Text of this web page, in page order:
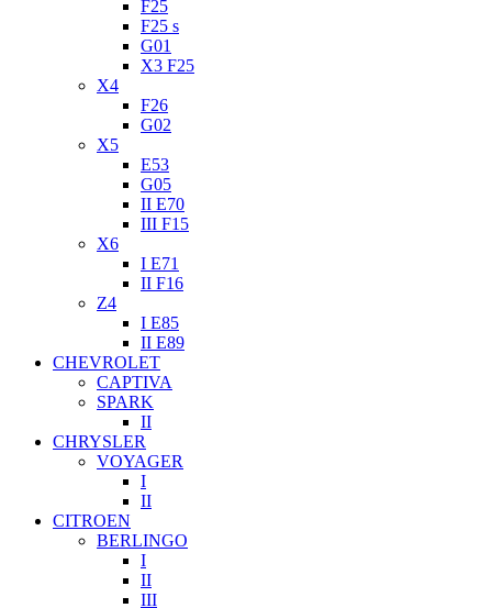
F25
F25 s
G01
X3 F25
X4
F26
G02
X5
E53
G05
II E70
III F15
X6
I E71
II F16
Z4
I E85
II E89
CHEVROLET
CAPTIVA
SPARK
II
CHRYSLER
VOYAGER
I
II
CITROEN
BERLINGO
I
II
III